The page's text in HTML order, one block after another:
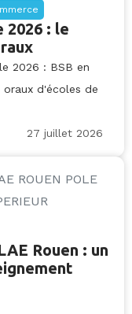
2026 : le
2026 : BSB en
d'écoles de
27 juillet 2026
Rouen : un